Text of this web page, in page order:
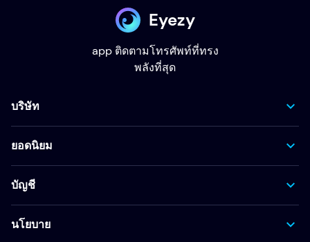
Eyezy
app ติดตามโทรศัพท์ที่ทรง
พลังที่สุด
บริษัท
ยอดนิยม
บัญชี
นโยบาย